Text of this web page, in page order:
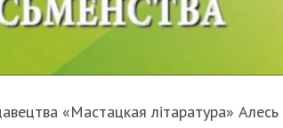
«Мастацкая літаратура»